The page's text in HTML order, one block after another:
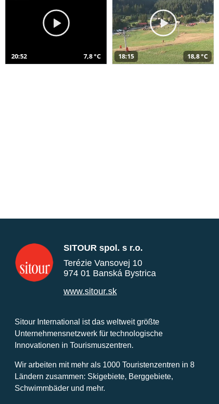
20:52 7,8 °C 18:15 18,8 °C
SITOUR spol. s r.o.
Terézie Vansovej 10
974 01 Banská Bystrica
www.sitour.sk
Sitour International ist das weltweit größte
Unternehmensnetzwerk für technologische
Innovationen in Tourismuszentren.
Wir arbeiten mit mehr als 1000 Touristenzentren in 8
Ländern zusammen: Skigebiete, Berggebiete,
Schwimmbäder und mehr.